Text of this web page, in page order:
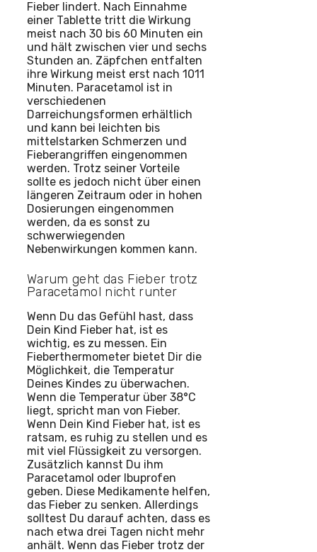
Fieber lindert. Nach Einnahme
einer Tablette tritt die Wirkung
meist nach 30 bis 60 Minuten ein
und hält zwischen vier und sechs
Stunden an. Zäpfchen entfalten
ihre Wirkung meist erst nach 1011
Minuten. Paracetamol ist in
verschiedenen
Darreichungsformen erhältlich
und kann bei leichten bis
mittelstarken Schmerzen und
Fieberangriffen eingenommen
werden. Trotz seiner Vorteile
sollte es jedoch nicht über einen
längeren Zeitraum oder in hohen
Dosierungen eingenommen
werden, da es sonst zu
schwerwiegenden
Nebenwirkungen kommen kann.
Warum geht das Fieber trotz
Paracetamol nicht runter
Wenn Du das Gefühl hast, dass
Dein Kind Fieber hat, ist es
wichtig, es zu messen. Ein
Fieberthermometer bietet Dir die
Möglichkeit, die Temperatur
Deines Kindes zu überwachen.
Wenn die Temperatur über 38°C
liegt, spricht man von Fieber.
Wenn Dein Kind Fieber hat, ist es
ratsam, es ruhig zu stellen und es
mit viel Flüssigkeit zu versorgen.
Zusätzlich kannst Du ihm
Paracetamol oder Ibuprofen
geben. Diese Medikamente helfen,
das Fieber zu senken. Allerdings
solltest Du darauf achten, dass es
nach etwa drei Tagen nicht mehr
anhält. Wenn das Fieber trotz der